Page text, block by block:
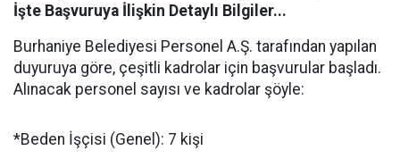
İşte Başvuruya İlişkin Detaylı Bilgiler...
Burhaniye Belediyesi Personel A.Ş. tarafından yapılan
duyuruya göre, çeşitli kadrolar için başvurular başladı.
Alınacak personel sayısı ve kadrolar şöyle:
*Beden İşçisi (Genel): 7 kişi